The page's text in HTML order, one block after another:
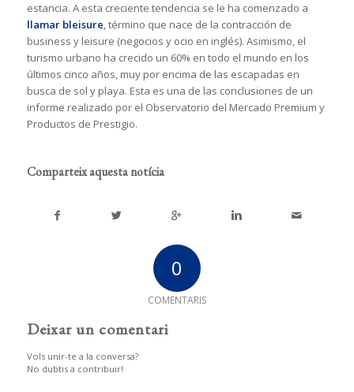
estancia. A esta creciente tendencia se le ha comenzado a
llamar bleisure, término que nace de la contracción de
business y leisure (negocios y ocio en inglés). Asimismo, el
turismo urbano ha crecido un 60% en todo el mundo en los
últimos cinco años, muy por encima de las escapadas en
busca de sol y playa. Esta es una de las conclusiones de un
informe realizado por el Observatorio del Mercado Premium y
Productos de Prestigio.
Comparteix aquesta notícia
0
COMENTARIS
Deixar un comentari
Vols unir-te a la conversa?
No dubtis a contribuir!